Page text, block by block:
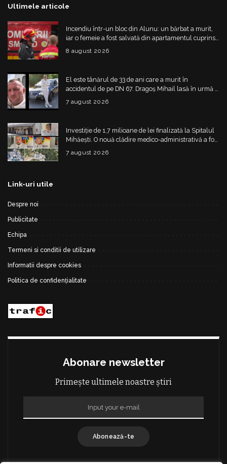
Ultimele articole
Incendiu într-un bloc din Alunu: un bărbat a murit,
iar o femeie a fost salvată din apartamentul cuprins
de flăcări
8 august 2026
El este tânărul de 33 de ani care a murit în
accidentul de pe DN 67. Dragoș Mihail lasă în urmă o
7 august 2026
Investiție de 1,7 milioane de lei finalizată la Spitalul
Mihăești. O nouă clădire medico-administrativă a fost
construită
7 august 2026
Link-uri utile
Despre noi
Publicitate
Echipa
Termeni si conditii de utilizare
Informatii despre cookies
Politica de confidențialitate
Abonare newsletter
Primește ultimele noastre știri
Abonează-te